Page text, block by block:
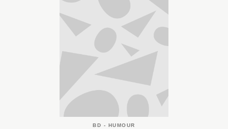
BD - HUMOUR